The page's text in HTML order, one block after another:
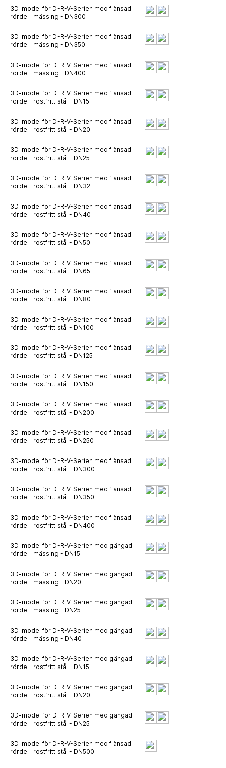
3D-model för D-R-V-Serien med flänsad
rördel i mässing - DN300
3D-model för D-R-V-Serien med flänsad
rördel i mässing - DN350
3D-model för D-R-V-Serien med flänsad
rördel i mässing - DN400
3D-model för D-R-V-Serien med flänsad
rördel i rostfritt stål - DN15
3D-model för D-R-V-Serien med flänsad
rördel i rostfritt stål - DN20
3D-model för D-R-V-Serien med flänsad
rördel i rostfritt stål - DN25
3D-model för D-R-V-Serien med flänsad
rördel i rostfritt stål - DN32
3D-model för D-R-V-Serien med flänsad
rördel i rostfritt stål - DN40
3D-model för D-R-V-Serien med flänsad
rördel i rostfritt stål - DN50
3D-model för D-R-V-Serien med flänsad
rördel i rostfritt stål - DN65
3D-model för D-R-V-Serien med flänsad
rördel i rostfritt stål - DN80
3D-model för D-R-V-Serien med flänsad
rördel i rostfritt stål - DN100
3D-model för D-R-V-Serien med flänsad
rördel i rostfritt stål - DN125
3D-model för D-R-V-Serien med flänsad
rördel i rostfritt stål - DN150
3D-model för D-R-V-Serien med flänsad
rördel i rostfritt stål - DN200
3D-model för D-R-V-Serien med flänsad
rördel i rostfritt stål - DN250
3D-model för D-R-V-Serien med flänsad
rördel i rostfritt stål - DN300
3D-model för D-R-V-Serien med flänsad
rördel i rostfritt stål - DN350
3D-model för D-R-V-Serien med flänsad
rördel i rostfritt stål - DN400
3D-model för D-R-V-Serien med gängad
rördel i mässing - DN15
3D-model för D-R-V-Serien med gängad
rördel i mässing - DN20
3D-model för D-R-V-Serien med gängad
rördel i mässing - DN25
3D-model för D-R-V-Serien med gängad
rördel i mässing - DN40
3D-model för D-R-V-Serien med gängad
rördel i rostfritt stål - DN15
3D-model för D-R-V-Serien med gängad
rördel i rostfritt stål - DN20
3D-model för D-R-V-Serien med gängad
rördel i rostfritt stål - DN25
3D-model för D-R-V-Serien med flänsad
rördel i rostfritt stål - DN500